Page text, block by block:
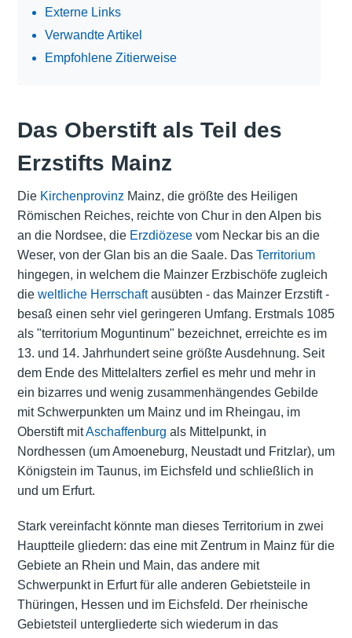
Externe Links
Verwandte Artikel
Empfohlene Zitierweise
Das Oberstift als Teil des
Erzstifts Mainz
Die Kirchenprovinz Mainz, die größte des Heiligen
Römischen Reiches, reichte von Chur in den Alpen bis
an die Nordsee, die Erzdiözesevom Neckar bis an die
Weser, von der Glan bis an die Saale. Das Territorium
hingegen, in welchem die Mainzer Erzbischöfe zugleich
die weltliche Herrschaftausübten - das Mainzer Erzstift -
besaß einen sehr viel geringeren Umfang. Erstmals 1085
als "territorium Moguntinum" bezeichnet, erreichte es im
13. und 14. Jahrhundert seine größte Ausdehnung. Seit
dem Ende des Mittelalters zerfiel es mehr und mehr in
ein bizarres und wenig zusammenhängendes Gebilde
mit Schwerpunkten um Mainz und im Rheingau, im
Oberstift mitAschaffenburg als Mittelpunkt, in
Nordhessen (um Amoeneburg, Neustadt und Fritzlar), um
Königstein im Taunus, im Eichsfeld und schließlich in
und um Erfurt.
Stark vereinfacht könnte man dieses Territorium in zwei
Hauptteile gliedern: das eine mit Zentrum in Mainz für die
Gebiete an Rhein und Main, das andere mit
Schwerpunkt in Erfurt für alle anderen Gebietsteile in
Thüringen, Hessen und im Eichsfeld. Der rheinische
Gebietsteil untergliederte sich wiederum in das